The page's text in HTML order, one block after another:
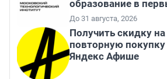
образование в
До 31 августа, 2026
Получить скидку
повторную
Яндекс Афише